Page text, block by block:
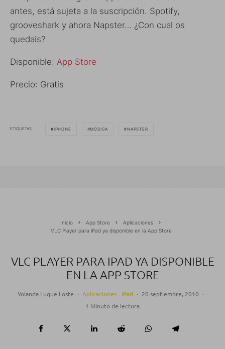
antes, está sujeta a la suscripción. Spotify,
grooveshark y ahora Napster… ¿Con cual os
quedais?
Disponible: App Store
Precio: Gratis
ETIQUETAS IPHONE MÚSICA NAPSTER
Inicio App Store
Aplicaciones
VLC Player para iPad ya disponible en la App Store
VLC PLAYER PARA IPAD YA DISPONIBLE
EN LA APP STORE
Yolanda Luque Loste · Aplicaciones iPad · 20 septiembre, 2010 ·
1 Minuto de lectura